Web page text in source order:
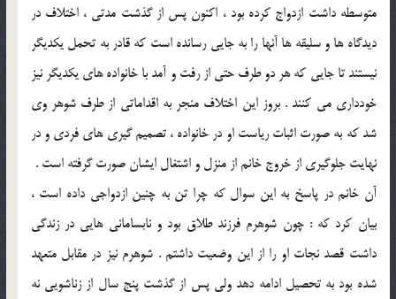
متوسطه داشت ازدواج کرده بود ، اکنون پس از گذشت مدتي ، اختلاف در
ديدگاه ها و سليقه ها آنها را به جايي رسانده است که قادر به تحمل يکديگر
نيستند تا جايي که هر دو طرف حتي از رفت و آمد با خانواده هاي يکديگر نيز
خودداري مي کنند . بروز اين اختلاف منجر به اقداماتي از طرف شوهر وي
شد که به صورت اثبات رياست او در خانواده ، تصميم گيري هاي فردي و در
نهايت جلوگيري از خروج خانم از منزل و اشتغال ايشان صورت گرفته است .
آن خانم در پاسخ به اين سوال که چرا تن به چنين ازدواجي داده است ،
بيان کرد که : چون شوهرم فرزند طلاق بود و نابساماني هايي در زندگي
داشت قصد نجات او را از اين وضعيت داشتم . شوهرم نيز در مقابل متعهد
شده بود به تحصيل ادامه دهد ولي پس از گذشت پنج سال از زناشويي نه